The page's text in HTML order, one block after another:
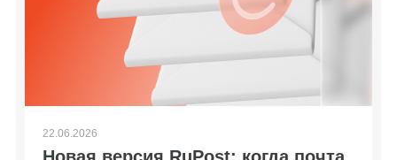
22.06.2026